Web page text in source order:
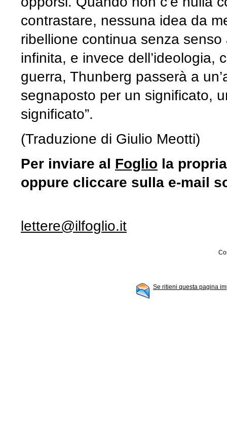
contrastare, nessuna idea da
ribellione continua senza
infinita, e invece dell’ideologia,
guerra, Thunberg passerà a
segnaposto per un significato,
significato”.
(Traduzione di Giulio Meotti)
Per inviare al Foglio la
oppure cliccare sulla e-mail
lettere@ilfoglio.it
Se ritieni questa pagina